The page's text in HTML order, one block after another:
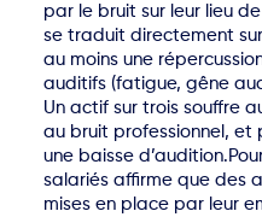
par le bruit sur leur lieu
se traduit directement
au moins une
auditifs (fatigue, gêne
Un actif sur trois souffre
au bruit professionnel, et
une baisse
salariés affirme que des
mises en place par leur